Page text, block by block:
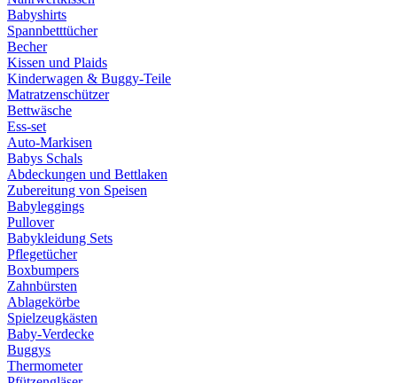
Babyshirts
Spannbetttücher
Becher
Kissen und Plaids
Kinderwagen & Buggy-Teile
Matratzenschützer
Bettwäsche
Ess-set
Auto-Markisen
Babys Schals
Abdeckungen und Bettlaken
Zubereitung von Speisen
Babyleggings
Pullover
Babykleidung Sets
Pflegetücher
Boxbumpers
Zahnbürsten
Ablagekörbe
Spielzeugkästen
Baby-Verdecke
Buggys
Thermometer